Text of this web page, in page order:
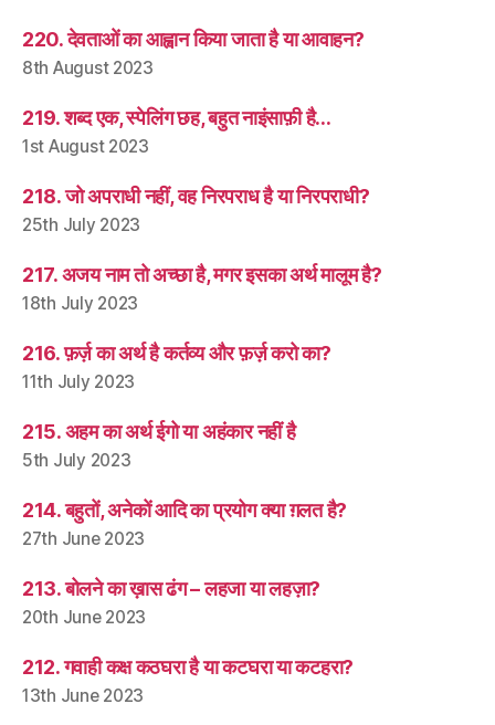
220. देवताओं का आह्वान किया जाता है या आवाहन?
8th August 2023
219. शब्द एक, स्पेलिंग छह, बहुत नाइंसाफ़ी है…
1st August 2023
218. जो अपराधी नहीं, वह निरपराध है या निरपराधी?
25th July 2023
217. अजय नाम तो अच्छा है, मगर इसका अर्थ मालूम है?
18th July 2023
216. फ़र्ज़ का अर्थ है कर्तव्य और फ़र्ज़ करो का?
11th July 2023
215. अहम का अर्थ ईगो या अहंकार नहीं है
5th July 2023
214. बहुतों, अनेकों आदि का प्रयोग क्या ग़लत है?
27th June 2023
213. बोलने का ख़ास ढंग – लहजा या लहज़ा?
20th June 2023
212. गवाही कक्ष कठघरा है या कटघरा या कटहरा?
13th June 2023